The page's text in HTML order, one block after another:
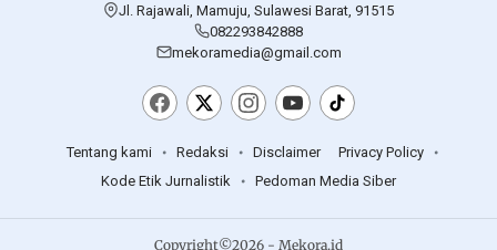
Jl. Rajawali, Mamuju, Sulawesi Barat, 91515
082293842888
mekoramedia@gmail.com
Tentang kami Redaksi Disclaimer
Privacy Policy
Kode Etik Jurnalistik
Pedoman Media Siber
Copyright©2026 - Mekora.id